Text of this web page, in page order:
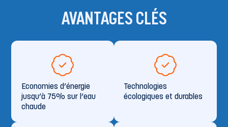
AVANTAGES CLÉS
Economies d’énergie
jusqu’à 75% sur l’eau
chaude
Technologies
écologiques et durables